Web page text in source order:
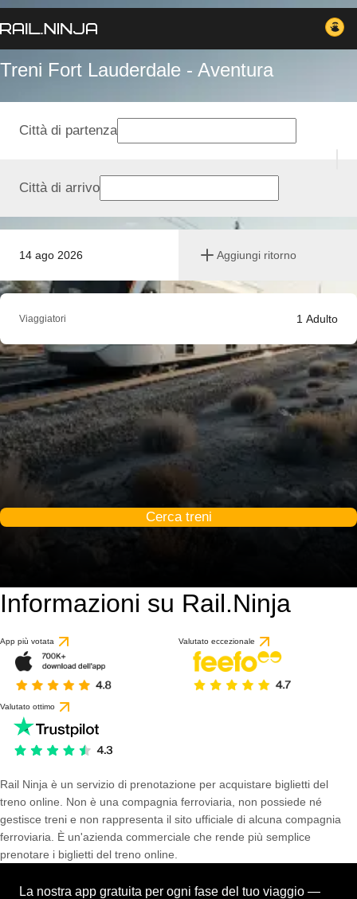
Treni Fort Lauderdale - Aventura
14 ago 2026 Aggiungi ritorno
Città di partenza
Città di arrivo
Viaggiatori 1 Adulto
Cerca treni
Informazioni su Rail.Ninja
App più votata Valutato eccezionale
Valutato ottimo
Rail Ninja è un servizio di prenotazione per acquistare biglietti del
treno online. Non è una compagnia ferroviaria, non possiede né
gestisce treni e non rappresenta il sito ufficiale di alcuna compagnia
ferroviaria. È un'azienda commerciale che rende più semplice
prenotare i biglietti del treno online.
La nostra app gratuita per ogni fase del tuo viaggio —